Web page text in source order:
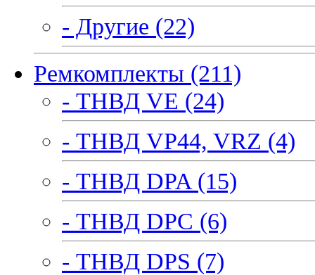
- Другие (22)
Ремкомплекты (211)
- ТНВД VE (24)
- ТНВД VP44, VRZ (4)
- ТНВД DPA (15)
- ТНВД DPC (6)
- ТНВД DPS (7)